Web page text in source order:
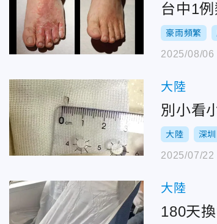
台中1
豪雨頻繁
2025/08/06
大陸
別小看
大陸 深圳
2025/07/22
大陸
180天